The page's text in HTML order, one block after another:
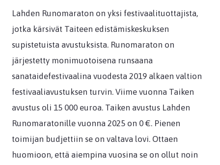
Lahden Runomaraton on yksi festivaalituottajista,
jotka kärsivät Taiteen edistämiskeskuksen
supistetuista avustuksista. Runomaraton on
järjestetty monimuotoisena runsaana
sanataidefestivaalina vuodesta 2019 alkaen valtion
festivaaliavustuksen turvin. Viime vuonna Taiken
avustus oli 15 000 euroa. Taiken avustus Lahden
Runomaratonille vuonna 2025 on 0 €. Pienen
toimijan budjettiin se on valtava lovi. Ottaen
huomioon, että aiempina vuosina se on ollut noin